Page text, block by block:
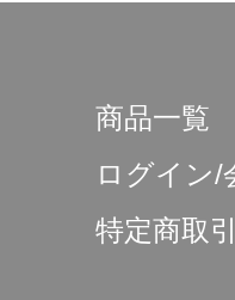
商品一覧
ログイン/
特定商取